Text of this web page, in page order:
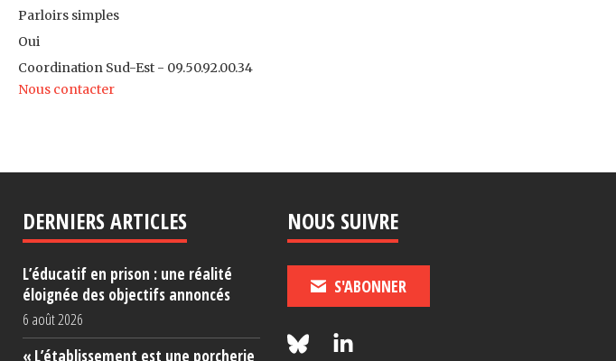
Parloirs simples
Oui
Coordination Sud-Est - 09.50.92.00.34
Nous contacter
DERNIERS ARTICLES
L’éducatif en prison : une réalité
éloignée des objectifs annoncés
6 août 2026
« L’établissement est une porcherie
NOUS SUIVRE
S'ABONNER